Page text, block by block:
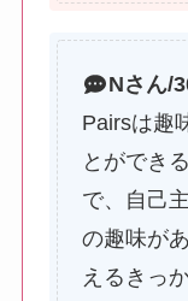
Nさん/
Pairsは趣
とができ
で、自己
の趣味が
えるきっ